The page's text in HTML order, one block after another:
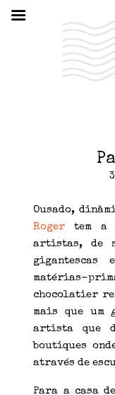
Ousado,
Roger tem a
artistas, de
gigantescas
matérias-
chocolatier
mais que um
artista que
boutiques
através de
Para a casa